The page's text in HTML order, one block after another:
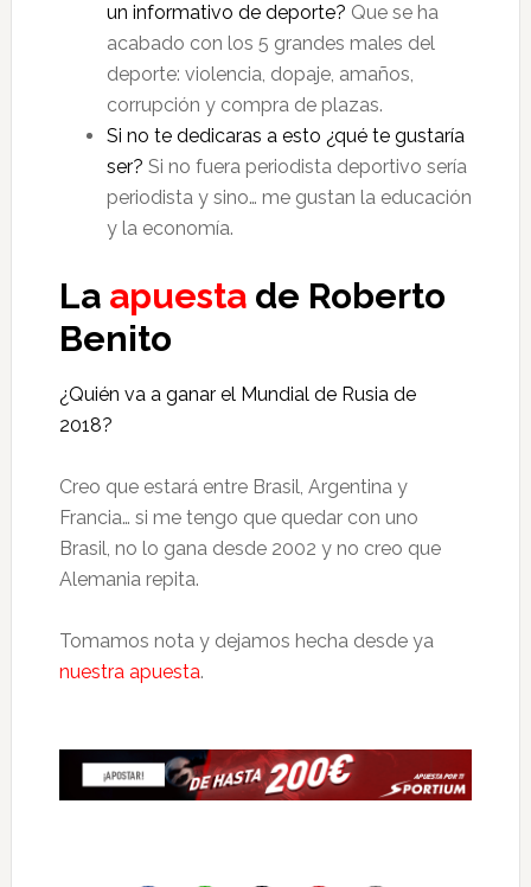
un informativo de deporte? Que se ha
acabado con los 5 grandes males del
deporte: violencia, dopaje, amaños,
corrupción y compra de plazas.
Si no te dedicaras a esto ¿qué te gustaría
ser? Si no fuera periodista deportivo sería
periodista y sino… me gustan la educación
y la economía.
La apuestade Roberto
Benito
¿Quién va a ganar el Mundial de Rusia de
2018?
Creo que estará entre Brasil, Argentina y
Francia… si me tengo que quedar con uno
Brasil, no lo gana desde 2002 y no creo que
Alemania repita.
Tomamos nota y dejamos hecha desde ya
nuestra apuesta.